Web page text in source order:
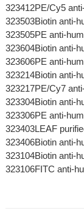
323412PE/Cy5
323503Biotin anti-
323505PE anti-
323604Biotin anti-
323606PE anti-
323214Biotin anti-
323217PE/Cy7
323304Biotin anti-
323306PE anti-
323403LEAF
323406Biotin anti-
323104Biotin anti-
323106FITC anti-